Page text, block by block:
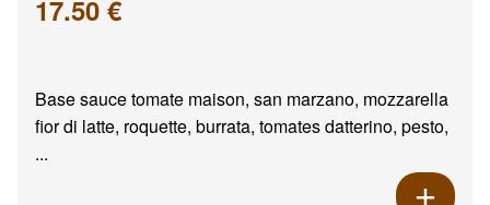
17.50 €
Base sauce tomate maison, san marzano, mozzarella
fior di latte, roquette, burrata, tomates datterino, pesto,
...